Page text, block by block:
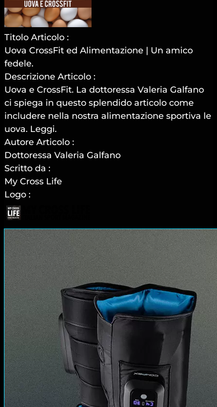
Titolo Articolo :
Uova CrossFit ed Alimentazione | Un amico
fedele.
Descrizione Articolo :
Uova e CrossFit. La dottoressa Valeria Galfano
ci spiega in questo splendido articolo come
includere nella nostra alimentazione sportiva le
uova. Leggi.
Autore Articolo :
Dottoressa Valeria Galfano
Scritto da :
My Cross Life
Logo :